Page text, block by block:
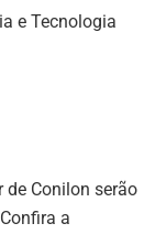
e Tecnologia
de Conilon serão
a